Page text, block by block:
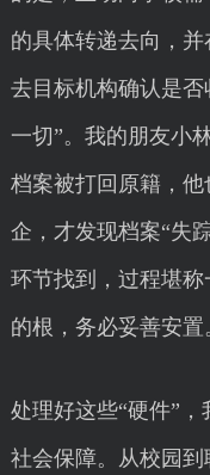
的具体转递去向，
去目标机构确认是
一切”。我的朋友小
档案被打回原籍，
企，才发现档案“失
环节找到，过程堪
的根，务必妥善安置
处理好这些“硬件”，
社会保障。从校园